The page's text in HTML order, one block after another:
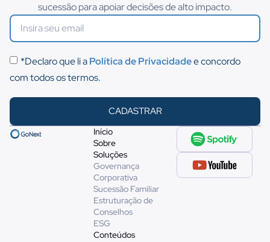
sucessão para apoiar decisões de alto impacto.
*Declaro que li aPolítica de Privacidadee concordo
com todos os termos.
CADASTRAR
Início
Sobre
Soluções
Governança
Corporativa
Sucessão Familiar
Estruturação de
Conselhos
ESG
Conteúdos